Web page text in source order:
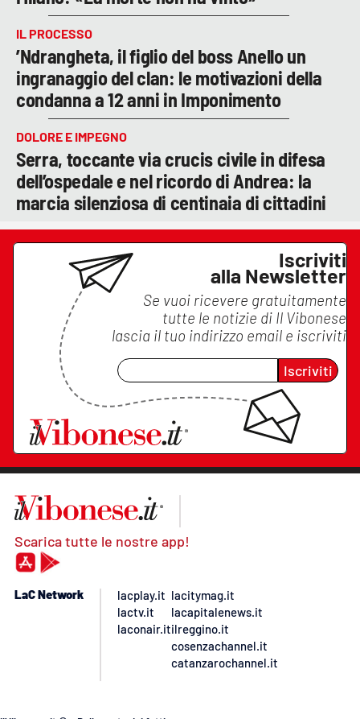
IL PROCESSO
’Ndrangheta, il figlio del boss Anello un
ingranaggio del clan: le motivazioni della
condanna a 12 anni in Imponimento
DOLORE E IMPEGNO
Serra, toccante via crucis civile in difesa
dell’ospedale e nel ricordo di Andrea: la
marcia silenziosa di centinaia di cittadini
Iscriviti
alla Newsletter
Se vuoi ricevere gratuitamente
tutte le notizie di Il Vibonese
lascia il tuo indirizzo email e iscriviti
Iscriviti
Scarica tutte le nostre app!
LaC Network
lacplay.it
lactv.it
laconair.it
lacitymag.it
lacapitalenews.it
ilreggino.it
cosenzachannel.it
catanzarochannel.it